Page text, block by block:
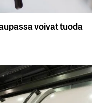
voivat tuoda